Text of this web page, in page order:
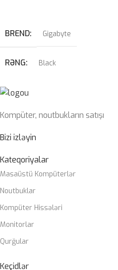
SSD 512GB
HDD
ÇƏKI
BREND Gigabyte
RƏNG Black
PROSESSOR
10cu/11ci nəsil Intel® Core™,
OPERATIV YADDAŞ
Kompüter, noutbukların satışı
Bizi izləyin
Kateqoriyalar
Masaüstü Kompüterlər
Noutbuklar
Kompüter Hissələri
Monitorlar
Qurğular
Keçidlər